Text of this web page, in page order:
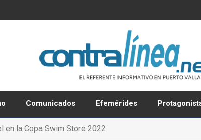
Comunicados Efemérides
en la Copa Swim Store 2022